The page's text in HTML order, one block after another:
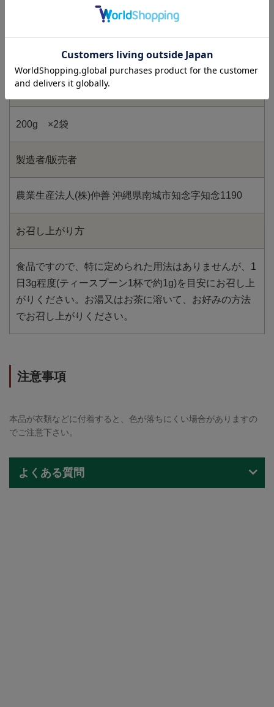
検 索
ハルウコン、ウコン
内容量
200g ×2袋
製造者/販売者
農業生産法人(株)仲善 沖縄県南城市知念字知念1190
お召し上がり方
食品ですので、特に定められた用法はありませんが、1
日3g程度(ティースプーン1杯で約1g)を目安にお召し上
がりください。お湯又はお茶に溶いて、お好みの方法
でお召し上がりください。
注意事項
本品が衣類などに付着すると、色が落ちにくい場合がありますの
でご注意下さい。
よくある質問